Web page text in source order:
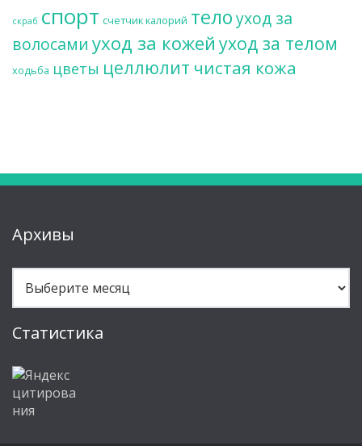
скраб спорт счетчик калорий телоуход за
волосами уход за кожей уход за телом
ходьба цветы целлюлит чистая кожа
Архивы
Статистика